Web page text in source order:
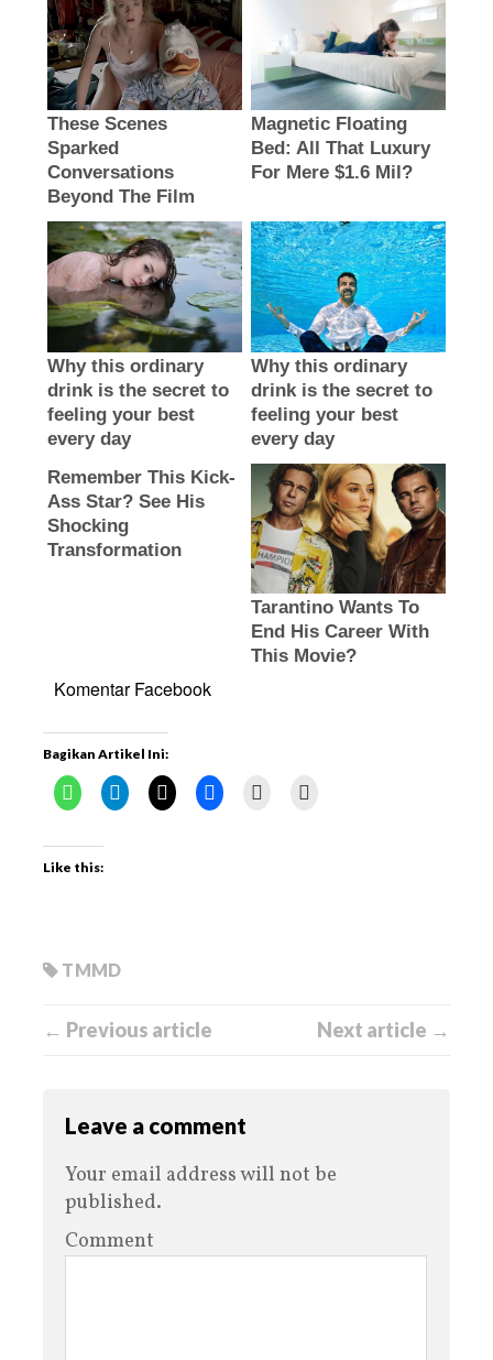
Komentar Facebook
Bagikan Artikel Ini:
Like this:
TMMD
← Previous article Next article →
Leave a comment
Your email address will not be
published.
Comment